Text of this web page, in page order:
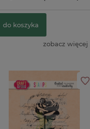
do koszyka
zobacz więcej